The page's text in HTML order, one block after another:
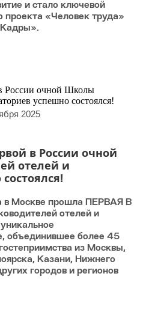
и стало ключевой
«Человек труда»
2025
в России очной
отелей и
в Москве прошла ПЕРВАЯ В
отелей и
объединившее более 45
из Москвы,
Казани, Нижнего
городов и регионов